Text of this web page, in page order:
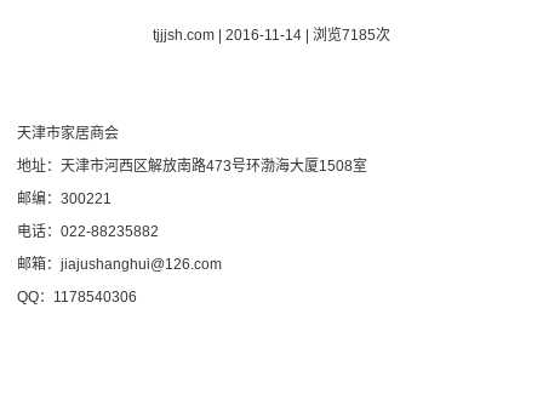
tjjjsh.com | 2016-11-14 | 浏览7185次
天津市家居商会
地址：天津市河西区解放南路473号环渤海大厦1508室
邮编：300221
电话：022-88235882
邮箱：jiajushanghui@126.com
QQ：1178540306